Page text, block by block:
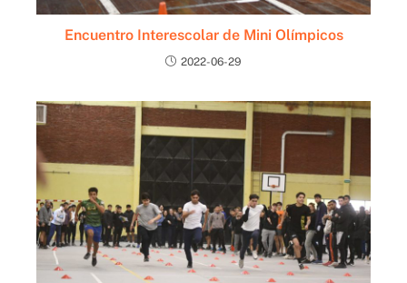
Encuentro Interescolar de Mini Olímpicos
2022-06-29